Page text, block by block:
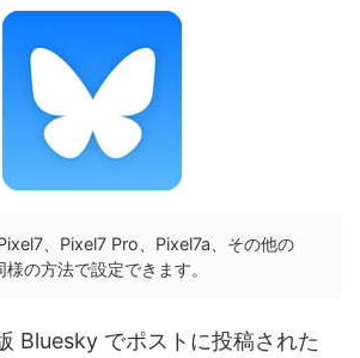
、Pixel7 Pro、Pixel7a、その他の
の方法で設定できます。
Bluesky でポストに投稿された